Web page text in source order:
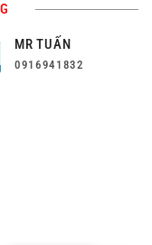
MR TUẤN
0916941832